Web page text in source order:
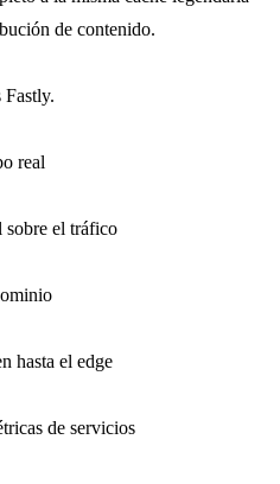
de contenido.
real
sobre el tráfico
hasta el edge
de servicios